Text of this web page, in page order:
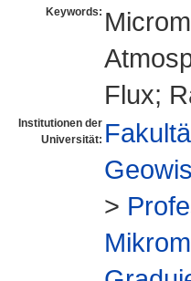
Keywords:
Flux;
Institutionen der
Universität:
>